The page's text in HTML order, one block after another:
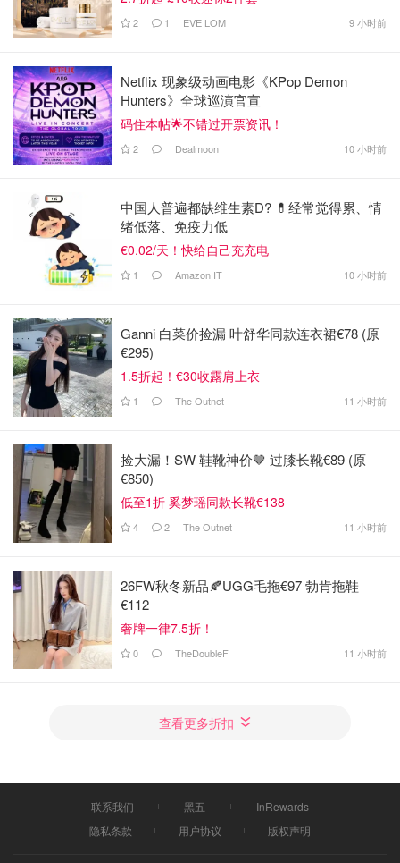
2 1 EVE LOM 9 小时前
Netflix 现象级动画电影《KPop Demon
Hunters》全球巡演官宣
码住本帖🌟不错过开票资讯！
2 Dealmoon 10 小时前
中国人普遍都缺维生素D? 💊经常觉得累、情
绪低落、免疫力低
€0.02/天！快给自己充充电
1 Amazon IT 10 小时前
Ganni 白菜价捡漏 叶舒华同款连衣裙€78 (原
€295)
1.5折起！€30收露肩上衣
1 The Outnet 11 小时前
捡大漏！SW 鞋靴神价🤎 过膝长靴€89 (原
€850)
低至1折 奚梦瑶同款长靴€138
4 2 The Outnet 11 小时前
26FW秋冬新品🍂UGG毛拖€97 勃肯拖鞋
€112
奢牌一律7.5折！
0 TheDoubleF 11 小时前
查看更多折扣
联系我们 黑五
InRewards
隐私条款
用户协议 版权声明